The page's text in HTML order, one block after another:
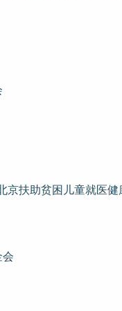
京扶助贫困儿童就医健
会